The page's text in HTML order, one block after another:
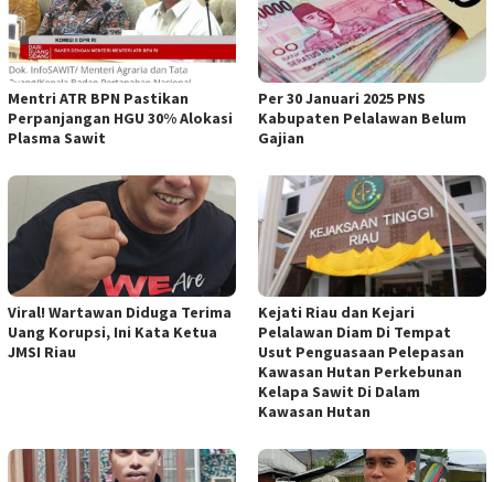
Mentri ATR BPN Pastikan
Perpanjangan HGU 30% Alokasi
Plasma Sawit
Per 30 Januari 2025 PNS
Kabupaten Pelalawan Belum
Gajian
Viral! Wartawan Diduga Terima
Uang Korupsi, Ini Kata Ketua
JMSI Riau
Kejati Riau dan Kejari
Pelalawan Diam Di Tempat
Usut Penguasaan Pelepasan
Kawasan Hutan Perkebunan
Kelapa Sawit Di Dalam
Kawasan Hutan